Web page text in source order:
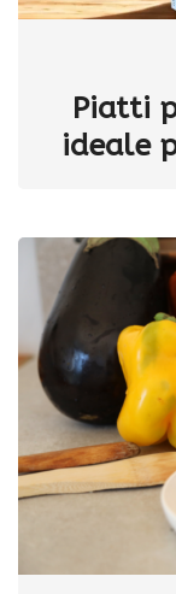
Piatti
ideale